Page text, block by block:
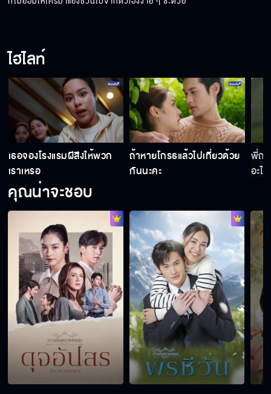
ไฮไลท์
เธอจองโรงแรมผีสีงให้พวก
เราเหรอ
ถ้าหายโกรธแล้วไปเที่ยวด้วย
กันนะคะ
พี่ถา
อะไ
คุณน่าจะชอบ